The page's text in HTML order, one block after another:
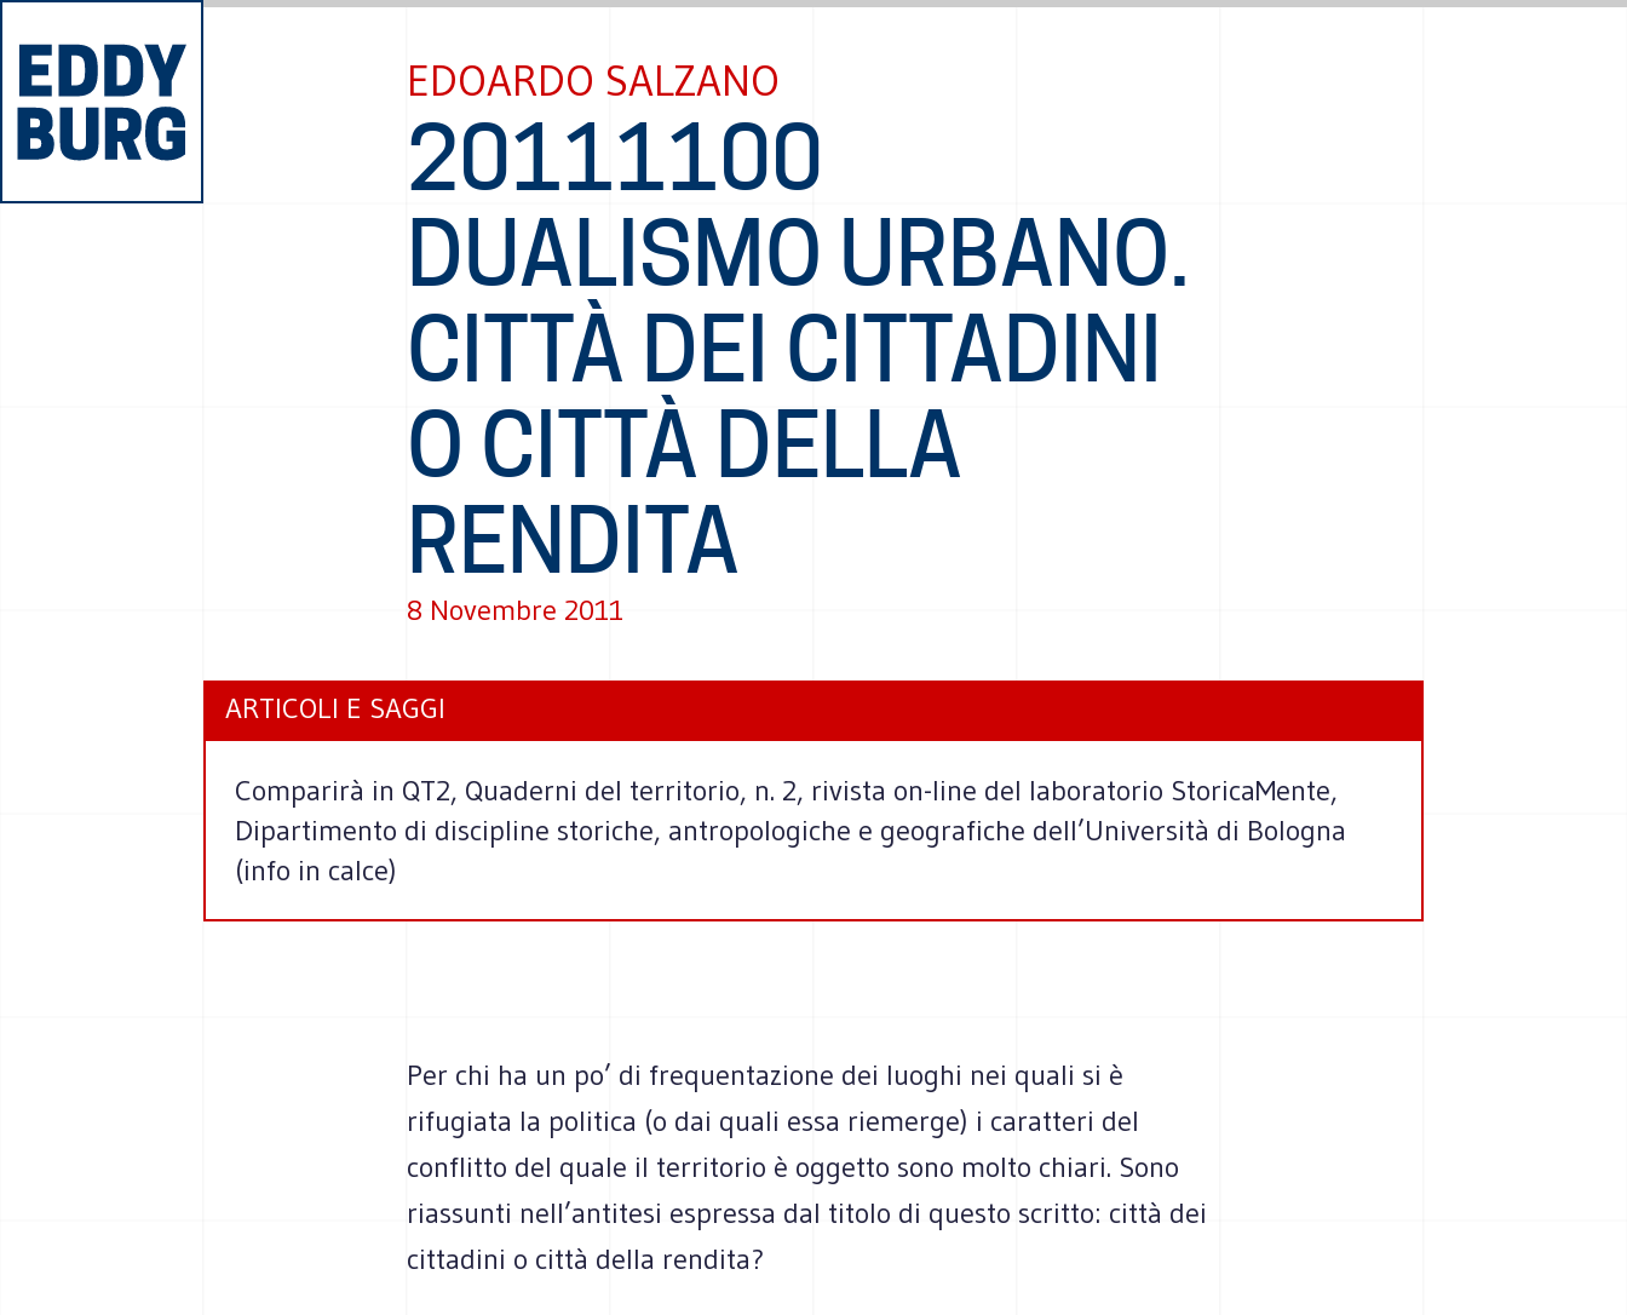
EDOARDO SALZANO
20111100
DUALISMO URBANO.
CITTÀ DEI CITTADINI
O CITTÀ DELLA
RENDITA
8 Novembre 2011
ARTICOLI E SAGGI
Comparirà in QT2, Quaderni del territorio, n. 2, rivista on-line del laboratorio StoricaMente,
Dipartimento di discipline storiche, antropologiche e geografiche dell’Università di Bologna
(info in calce)
Per chi ha un po’ di frequentazione dei luoghi nei quali si è
rifugiata la politica (o dai quali essa riemerge) i caratteri del
conflitto del quale il territorio è oggetto sono molto chiari. Sono
riassunti nell’antitesi espressa dal titolo di questo scritto: città dei
cittadini o città della rendita?